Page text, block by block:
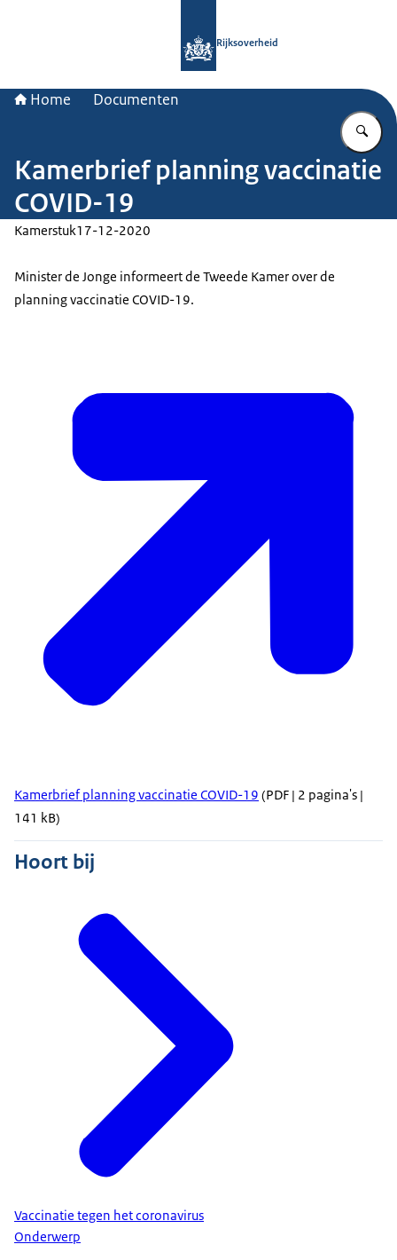
Rijksoverheid
Home Documenten
Kamerbrief planning vaccinatie
COVID-19
Kamerstuk17-12-2020
Minister de Jonge informeert de Tweede Kamer over de
planning vaccinatie COVID-19.
Kamerbrief planning vaccinatie COVID-19 (PDF | 2 pagina's |
141 kB)
Hoort bij
Vaccinatie tegen het coronavirus
Onderwerp